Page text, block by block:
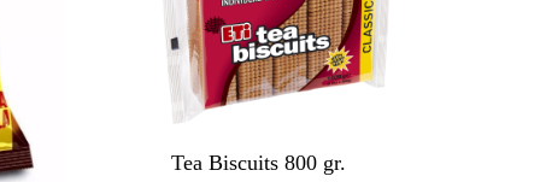
Tea Biscuits 800 gr.